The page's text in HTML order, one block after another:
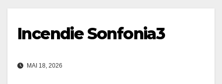
Incendie Sonfonia3
MAI 18, 2026